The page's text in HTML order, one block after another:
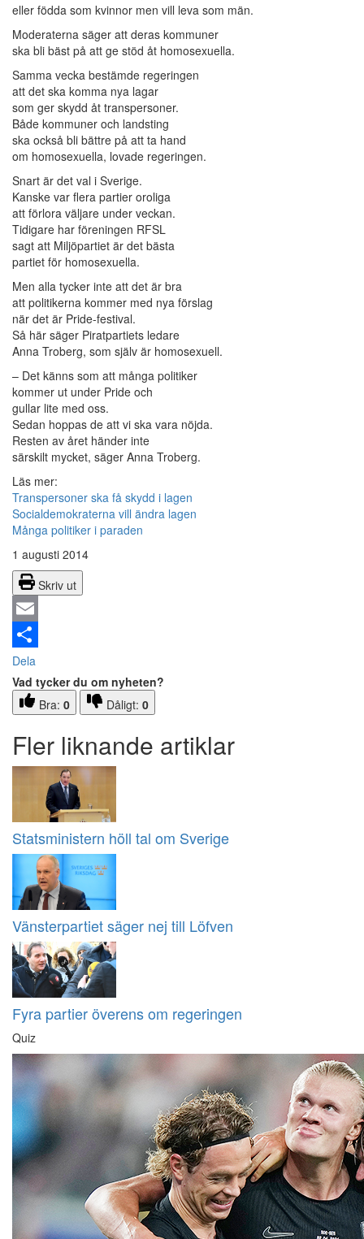
eller födda som kvinnor men vill leva som män.
Moderaterna säger att deras kommuner
ska bli bäst på att ge stöd åt homosexuella.
Samma vecka bestämde regeringen
att det ska komma nya lagar
som ger skydd åt transpersoner.
Både kommuner och landsting
ska också bli bättre på att ta hand
om homosexuella, lovade regeringen.
Snart är det val i Sverige.
Kanske var flera partier oroliga
att förlora väljare under veckan.
Tidigare har föreningen RFSL
sagt att Miljöpartiet är det bästa
partiet för homosexuella.
Men alla tycker inte att det är bra
att politikerna kommer med nya förslag
när det är Pride-festival.
Så här säger Piratpartiets ledare
Anna Troberg, som själv är homosexuell.
– Det känns som att många politiker
kommer ut under Pride och
gullar lite med oss.
Sedan hoppas de att vi ska vara nöjda.
Resten av året händer inte
särskilt mycket, säger Anna Troberg.
Läs mer:
Transpersoner ska få skydd i lagen
Socialdemokraterna vill ändra lagen
Många politiker i paraden
1 augusti 2014
Skriv ut
Email
Dela
Vad tycker du om nyheten?
Bra: 0 Dåligt: 0
Fler liknande artiklar
Statsministern höll tal om Sverige
Vänsterpartiet säger nej till Löfven
Fyra partier överens om regeringen
Quiz